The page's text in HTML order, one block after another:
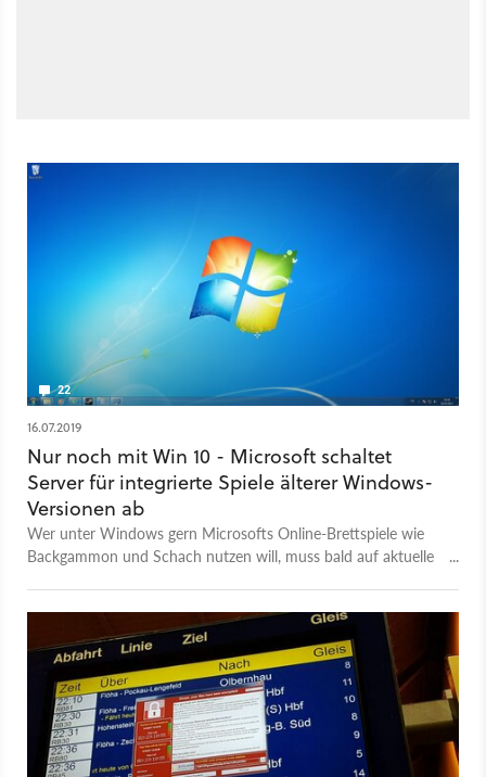
22
16.07.2019
Nur noch mit Win 10 - Microsoft schaltet
Server für integrierte Spiele älterer Windows-
Versionen ab
Wer unter Windows gern Microsofts Online-Brettspiele wie
Backgammon und Schach nutzen will, muss bald auf aktuelle